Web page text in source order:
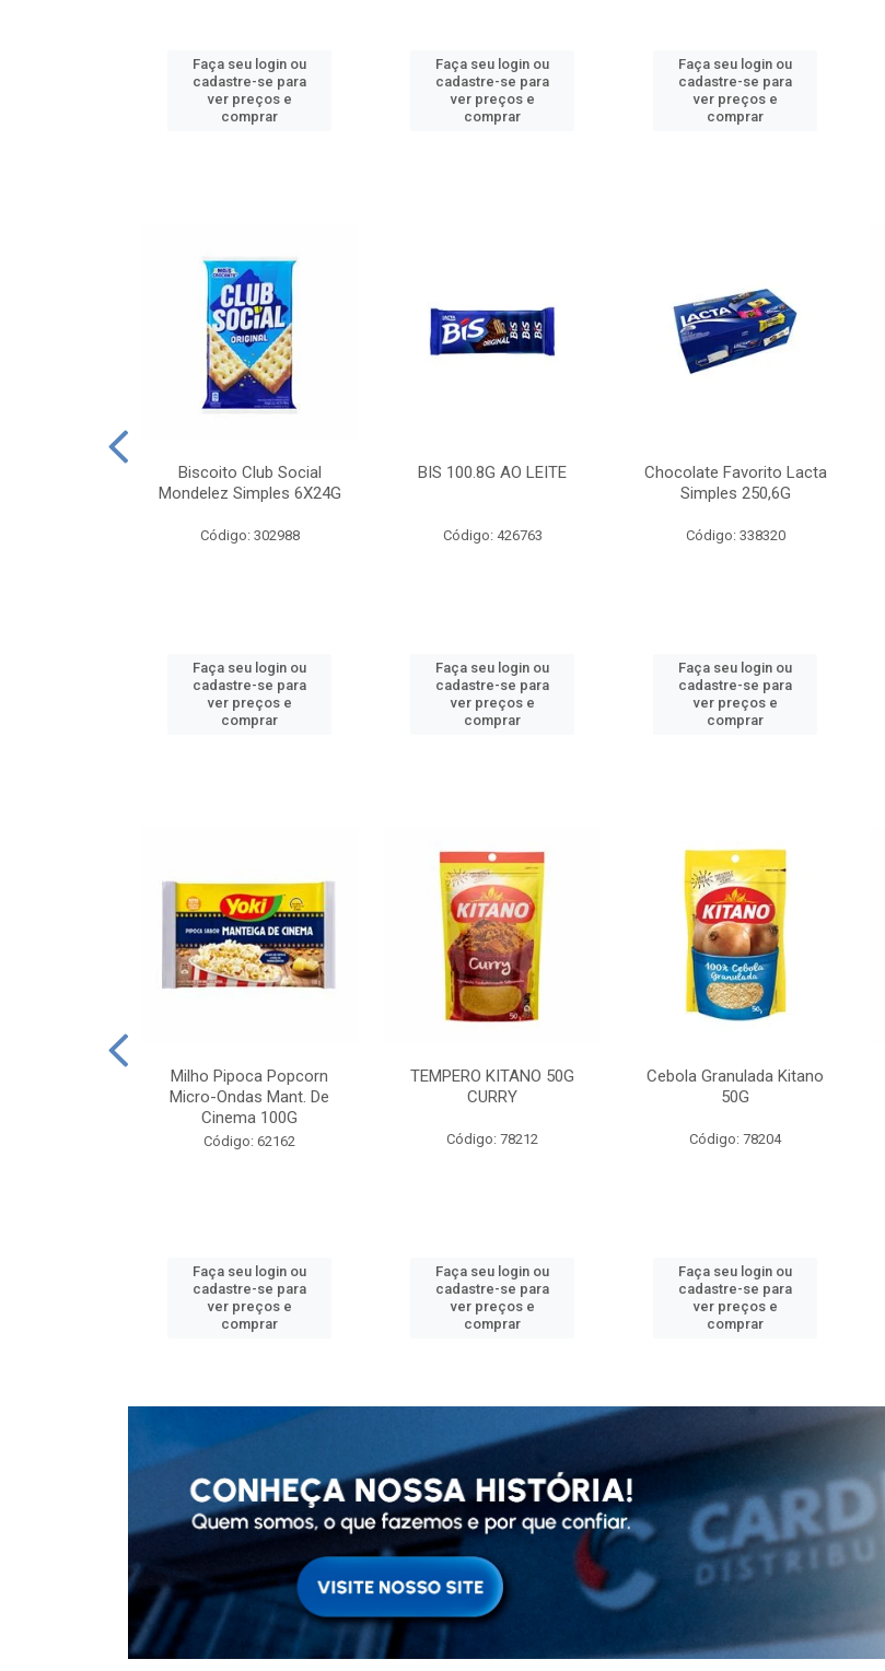
Faça seu login ou
cadastre-se para
ver preços e
comprar
Faça seu login ou
cadastre-se para
ver preços e
comprar
Faça seu login ou
cadastre-se para
ver preços e
comprar
Biscoito Club Social
Mondelez Simples 6X24G
Código: 302988
Faça seu login ou
cadastre-se para
ver preços e
comprar
BIS 100.8G AO LEITE
Código: 426763
Faça seu login ou
cadastre-se para
ver preços e
comprar
Chocolate Favorito Lacta
Simples 250,6G
Código: 338320
Faça seu login ou
cadastre-se para
ver preços e
comprar
Milho Pipoca Popcorn
Micro-Ondas Mant. De
Cinema 100G
Código: 62162
Faça seu login ou
cadastre-se para
ver preços e
comprar
TEMPERO KITANO 50G
CURRY
Código: 78212
Faça seu login ou
cadastre-se para
ver preços e
comprar
Cebola Granulada Kitano
50G
Código: 78204
Faça seu login ou
cadastre-se para
ver preços e
comprar